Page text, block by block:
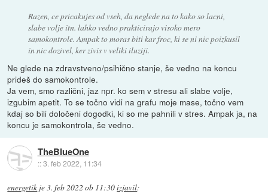
Razen, ce pricakujes od vseh, da neglede na to kako so lacni,
slabe volje itn. lahko vedno prakticirajo visoko mero
samokontrole. Ampak to moras biti kar froc, ki se ni nic poizkusil
in nic dozivel, ker zivis v veliki iluziji.
Ne glede na zdravstveno/psihično stanje, še vedno na koncu
prideš do samokontrole.
Ja vem, smo različni, jaz npr. ko sem v stresu ali slabe volje,
izgubim apetit. To se točno vidi na grafu moje mase, točno vem
kdaj so bili določeni dogodki, ki so me pahnili v stres. Ampak ja, na
koncu je samokontrola, še vedno.
TheBlueOne
::3. feb 2022, 11:34
energetik je3. feb 2022 ob 11:30izjavil: